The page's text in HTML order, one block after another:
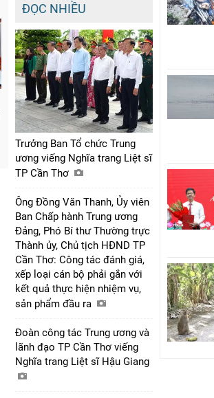
ĐỌC NHIỀU
Trưởng Ban Tổ chức Trung
ương viếng Nghĩa trang Liệt sĩ
TP Cần Thơ
Ông Đồng Văn Thanh, Ủy viên
Ban Chấp hành Trung ương
Đảng, Phó Bí thư Thường trực
Thành ủy, Chủ tịch HĐND TP
Cần Thơ: Công tác đánh giá,
xếp loại cán bộ phải gắn với
kết quả thực hiện nhiệm vụ,
sản phẩm đầu ra
Đoàn công tác Trung ương và
lãnh đạo TP Cần Thơ viếng
Nghĩa trang Liệt sĩ Hậu Giang